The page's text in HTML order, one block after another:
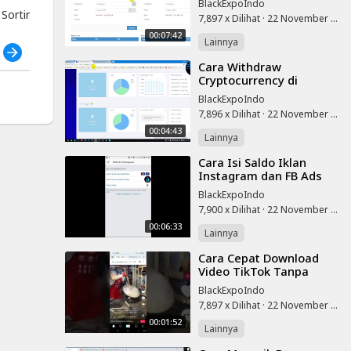
00:07:42
BlackExpoIndo
7,897 x Dilihat · 22 November 2025
Lainnya
00:04:43
⁣Cara Withdraw
Cryptocurrency di
HashFlare Cloud Mining
BlackExpoIndo
7,896 x Dilihat · 22 November 2025
Lainnya
00:06:33
⁣Cara Isi Saldo Iklan
Instagram dan FB Ads
via Bank di Android
BlackExpoIndo
7,900 x Dilihat · 22 November 2025
Lainnya
00:01:52
⁣Cara Cepat Download
Video TikTok Tanpa
Watermark
BlackExpoIndo
7,897 x Dilihat · 22 November 2025
Lainnya
Sortir